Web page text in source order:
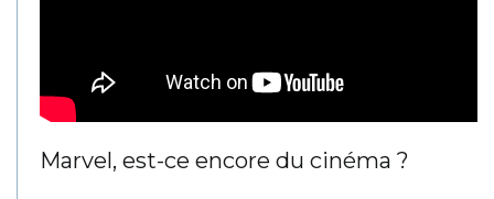
Marvel, est-ce encore du cinéma ?